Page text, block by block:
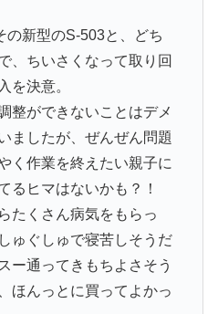
の新型のS-503と、どち
、ちいさくなって取り回
を決意。
整ができないことはデメ
ましたが、ぜんぜん問題
く作業を終えたい親子に
るヒマはないかも？！
たくさん病気をもらっ
ゅぐしゅで寝苦しそうだ
ー通ってきもちよさそう
ほんっとに買ってよかっ